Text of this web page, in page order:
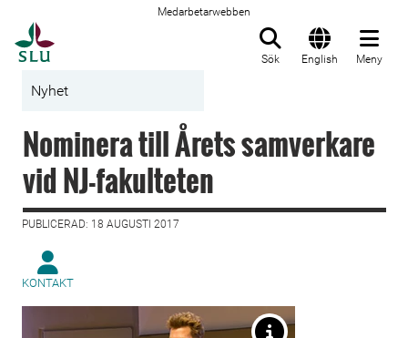
Medarbetarwebben
Sök English Meny
Nyhet
Nominera till Årets samverkare
vid NJ-fakulteten
PUBLICERAD: 18 AUGUSTI 2017
KONTAKT